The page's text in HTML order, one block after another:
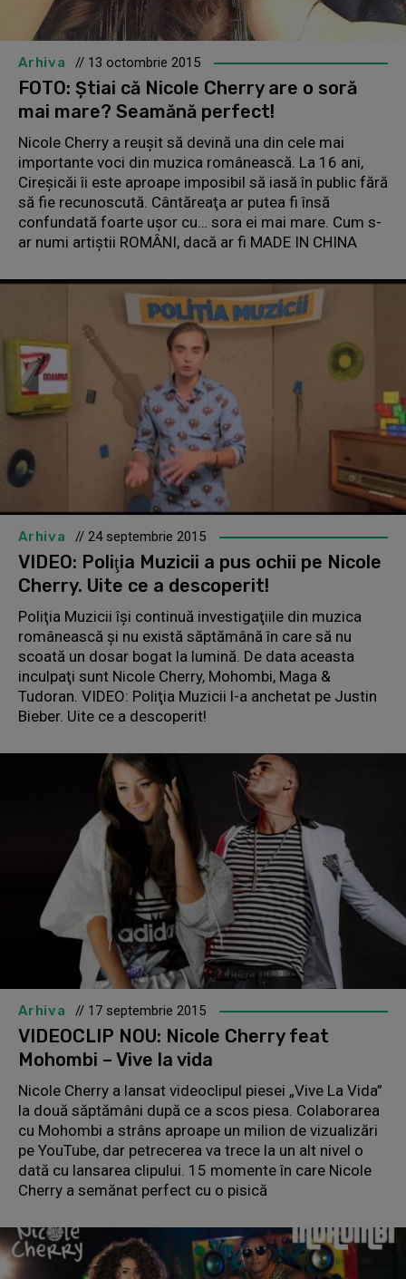
Arhiva // 13 octombrie 2015
FOTO: Ştiai că Nicole Cherry are o soră
mai mare? Seamănă perfect!
Nicole Cherry a reuşit să devină una din cele mai
importante voci din muzica românească. La 16 ani,
Cireşicăi îi este aproape imposibil să iasă în public fără
să fie recunoscută. Cântăreaţa ar putea fi însă
confundată foarte uşor cu… sora ei mai mare. Cum s-
ar numi artiştii ROMÂNI, dacă ar fi MADE IN CHINA
Arhiva // 24 septembrie 2015
VIDEO: Poliţia Muzicii a pus ochii pe Nicole
Cherry. Uite ce a descoperit!
Poliţia Muzicii îşi continuă investigaţiile din muzica
românească şi nu există săptămână în care să nu
scoată un dosar bogat la lumină. De data aceasta
inculpaţi sunt Nicole Cherry, Mohombi, Maga &
Tudoran. VIDEO: Poliţia Muzicii l-a anchetat pe Justin
Bieber. Uite ce a descoperit!
Arhiva // 17 septembrie 2015
VIDEOCLIP NOU: Nicole Cherry feat
Mohombi – Vive la vida
Nicole Cherry a lansat videoclipul piesei „Vive La Vida”
la două săptămâni după ce a scos piesa. Colaborarea
cu Mohombi a strâns aproape un milion de vizualizări
pe YouTube, dar petrecerea va trece la un alt nivel o
dată cu lansarea clipului. 15 momente în care Nicole
Cherry a semănat perfect cu o pisică